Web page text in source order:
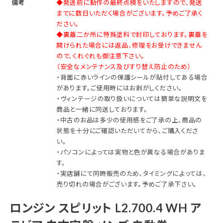
備考
◆発送前に動作の最終点検をいたしますので、発送
までに数日いただく場合がございます。予めご了承く
ださい。
◆裏蓋二か所に特殊塗料で封印しております。裏蓋を
開けられた場合には返品、修理をお受けできません
ので、くれぐれも御注意下さい。
（安全なメンテナンス及びすり替え防止のため）
・背面に赤いラインの保護シールが貼付してある場合
があります。ご使用時にはお剥がしください。
・ヴィンテージの取り扱いについては簡単な説明文を
商品と一緒に同送しております。
・中古のお品は多少の使用感をご了承の上、商品の
状態を十分にご確認いただいてから、ご購入くださ
い。
・パソコンによっては実物と色が異なる場合がありま
す。
・実店舗にて同時販売のため、タイミングによっては、
売り切れの場合がございます。予めご了承下さい。
ロンジン スピリット L2.700.4 WH ア